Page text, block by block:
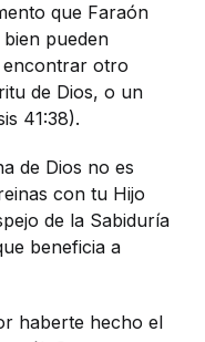
que Faraón
pueden
encontrar otro
de Dios, o un
41:38).
de Dios no es
con tu Hijo
de la Sabiduría
beneficia a
haberte hecho el